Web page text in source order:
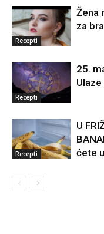
Recepti
Žena
za
Recepti
25.
Recepti
U
ćete